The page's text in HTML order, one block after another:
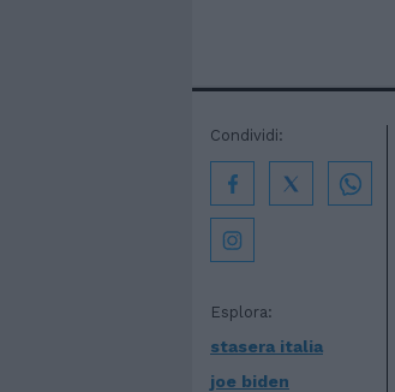
Esplora:
stasera italia
joe biden
Condividi: